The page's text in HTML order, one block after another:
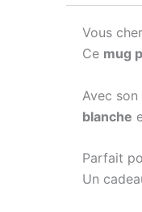
Vous
Ce mug
Avec
blanche
Parfait
Un